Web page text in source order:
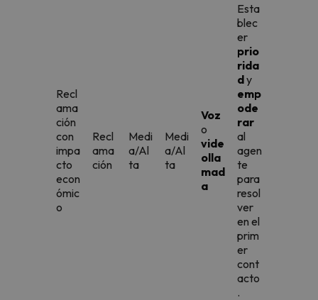
Recl
ama
ción
con
impa
cto
econ
ómic
o
Recl
ama
ción
Medi
a/Al
ta
Medi
a/Al
ta
Voz
o
vide
olla
mad
a
Esta
blec
er
prio
rida
dy
emp
ode
rar
al
agen
te
para
resol
ver
en el
prim
er
cont
acto
.